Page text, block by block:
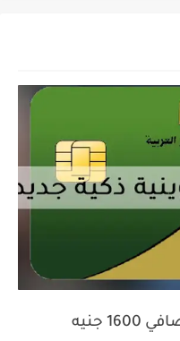
وزارة التموين تعلن عن دعم إضافي 1600 جنيه